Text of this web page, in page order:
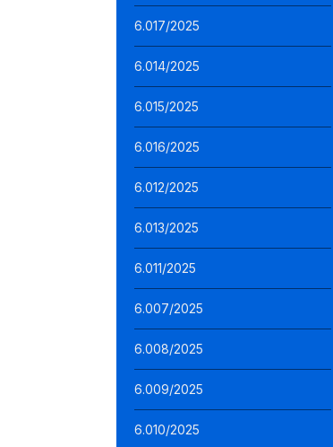
6.017/2025
6.014/2025
6.015/2025
6.016/2025
6.012/2025
6.013/2025
6.011/2025
6.007/2025
6.008/2025
6.009/2025
6.010/2025